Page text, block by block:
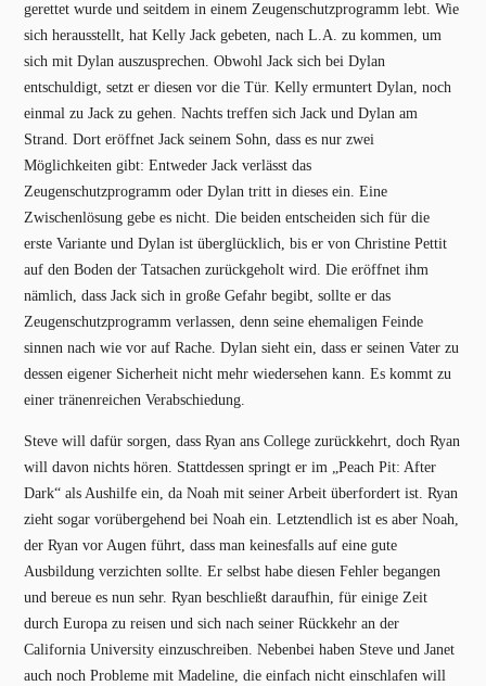
gerettet wurde und seitdem in einem Zeugenschutzprogramm lebt. Wie
sich herausstellt, hat Kelly Jack gebeten, nach L.A. zu kommen, um
sich mit Dylan auszusprechen. Obwohl Jack sich bei Dylan
entschuldigt, setzt er diesen vor die Tür. Kelly ermuntert Dylan, noch
einmal zu Jack zu gehen. Nachts treffen sich Jack und Dylan am
Strand. Dort eröffnet Jack seinem Sohn, dass es nur zwei
Möglichkeiten gibt: Entweder Jack verlässt das
Zeugenschutzprogramm oder Dylan tritt in dieses ein. Eine
Zwischenlösung gebe es nicht. Die beiden entscheiden sich für die
erste Variante und Dylan ist überglücklich, bis er von Christine Pettit
auf den Boden der Tatsachen zurückgeholt wird. Die eröffnet ihm
nämlich, dass Jack sich in große Gefahr begibt, sollte er das
Zeugenschutzprogramm verlassen, denn seine ehemaligen Feinde
sinnen nach wie vor auf Rache. Dylan sieht ein, dass er seinen Vater zu
dessen eigener Sicherheit nicht mehr wiedersehen kann. Es kommt zu
einer tränenreichen Verabschiedung.
Steve will dafür sorgen, dass Ryan ans College zurückkehrt, doch Ryan
will davon nichts hören. Stattdessen springt er im „Peach Pit: After
Dark“ als Aushilfe ein, da Noah mit seiner Arbeit überfordert ist. Ryan
zieht sogar vorübergehend bei Noah ein. Letztendlich ist es aber Noah,
der Ryan vor Augen führt, dass man keinesfalls auf eine gute
Ausbildung verzichten sollte. Er selbst habe diesen Fehler begangen
und bereue es nun sehr. Ryan beschließt daraufhin, für einige Zeit
durch Europa zu reisen und sich nach seiner Rückkehr an der
California University einzuschreiben. Nebenbei haben Steve und Janet
auch noch Probleme mit Madeline, die einfach nicht einschlafen will